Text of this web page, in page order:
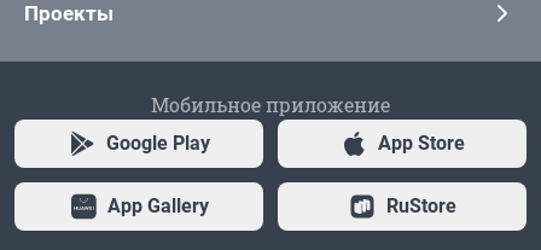
Проекты
Мобильное приложение
Google Play App Store
App Gallery RuStore